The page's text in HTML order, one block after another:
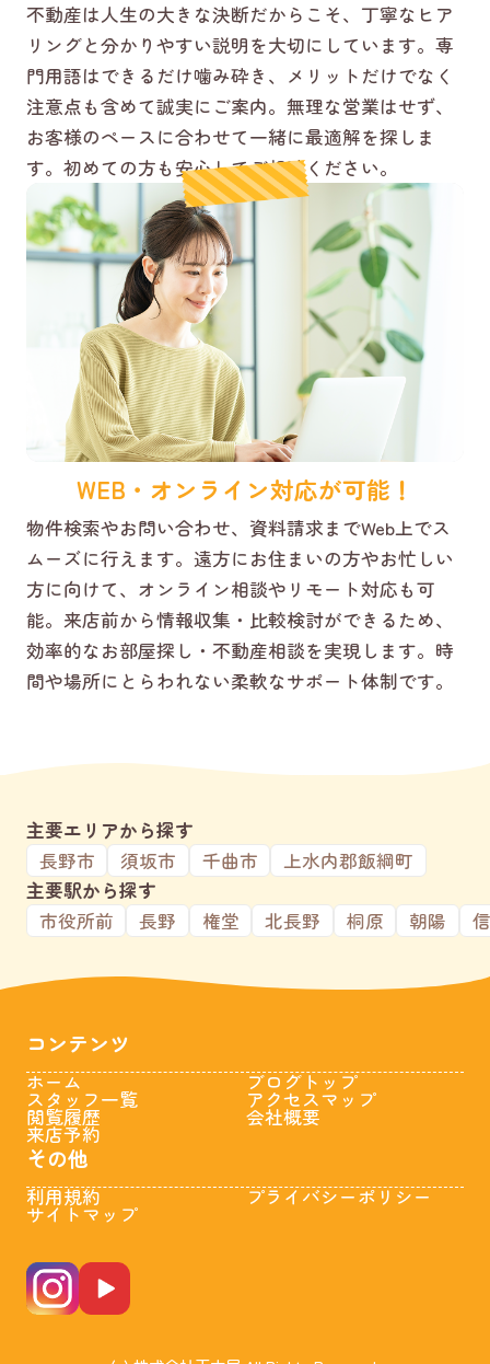
不動産は人生の大きな決断だからこそ、丁寧なヒア
リングと分かりやすい説明を大切にしています。専
門用語はできるだけ噛み砕き、メリットだけでなく
注意点も含めて誠実にご案内。無理な営業はせず、
お客様のペースに合わせて一緒に最適解を探しま
す。初めての方も安心してご相談ください。
WEB・オンライン対応が可能！
物件検索やお問い合わせ、資料請求までWeb上でス
ムーズに行えます。遠方にお住まいの方やお忙しい
方に向けて、オンライン相談やリモート対応も可
能。来店前から情報収集・比較検討ができるため、
効率的なお部屋探し・不動産相談を実現します。時
間や場所にとらわれない柔軟なサポート体制です。
主要エリアから探す
長野市
須坂市 千曲市
上水内郡飯綱町
主要駅から探す
市役所前
長野 権堂 北長野 桐原 朝陽
コンテンツ
ホーム
スタッフ一覧
閲覧履歴
来店予約
ブログトップ
アクセスマップ
会社概要
その他
利用規約
サイトマップ
プライバシーポリシー